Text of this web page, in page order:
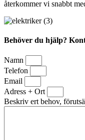
återkommer vi snabbt
Behöver du hjälp?
Namn
Telefon
Email
Adress + Ort
Beskriv ert behov,